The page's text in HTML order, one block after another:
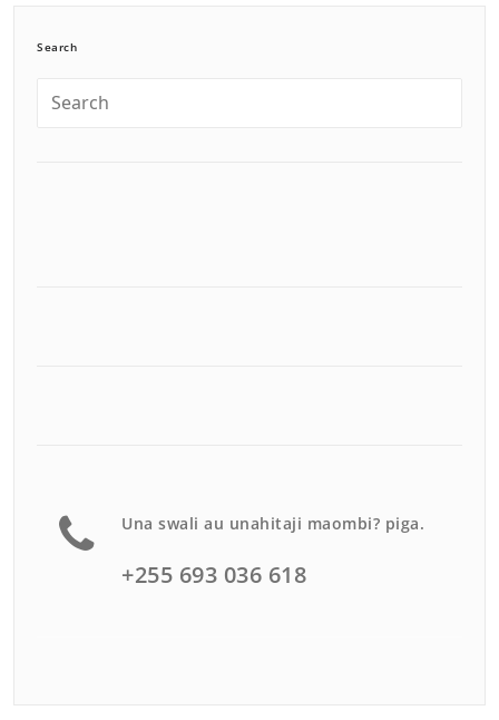
Search
Una swali au unahitaji maombi? piga.
+255 693 036 618